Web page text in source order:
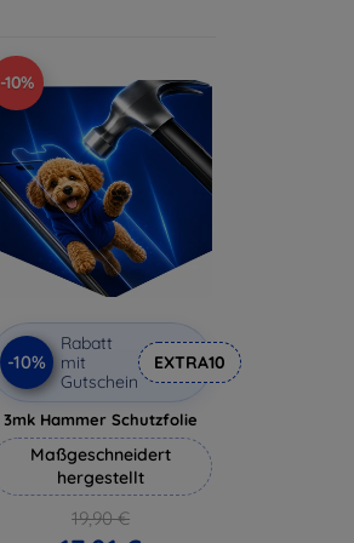
-10%
-10%
Rabatt
mit
Gutschein
EXTRA10
3mk Hammer Schutzfolie
Maßgeschneidert
hergestellt
19,90 €